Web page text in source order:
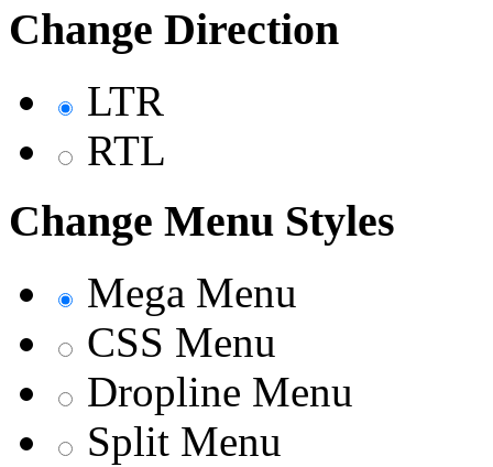
Change Direction
LTR
RTL
Change Menu Styles
Mega Menu
CSS Menu
Dropline Menu
Split Menu